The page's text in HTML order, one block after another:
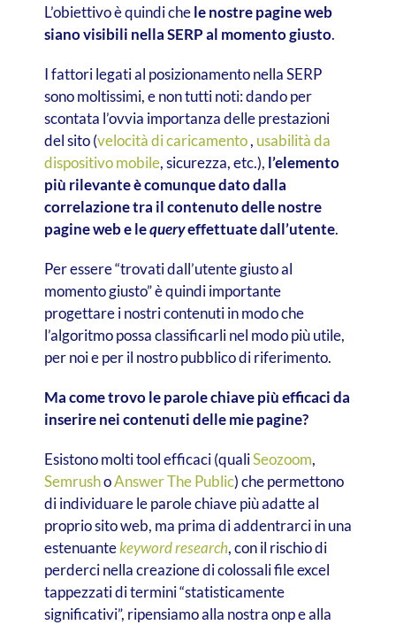
L’obiettivo è quindi chele nostre pagine web
siano visibili nella SERP al momento giusto.
I fattori legati al posizionamento nella SERP
sono moltissimi, e non tutti noti: dando per
scontata l’ovvia importanza delle prestazioni
del sito (velocità di caricamento, usabilità da
dispositivo mobile, sicurezza, etc.), l’elemento
più rilevante è comunque dato dalla
correlazione tra il contenuto delle nostre
pagine web e lequeryeffettuate dall’utente.
Per essere “trovati dall’utente giusto al
momento giusto” è quindi importante
progettare i nostri contenuti in modo che
l’algoritmo possa classificarli nel modo più utile,
per noi e per il nostro pubblico di riferimento.
Ma come trovo le parole chiave più efficaci da
inserire nei contenuti delle mie pagine?
Esistono molti tool efficaci (qualiSeozoom,
SemrushoAnswer The Public) che permettono
di individuare le parole chiave più adatte al
proprio sito web, ma prima di addentrarci in una
estenuantekeyword research, con il rischio di
perderci nella creazione di colossali file excel
tappezzati di termini “statisticamente
significativi”, ripensiamo alla nostra onp e alla